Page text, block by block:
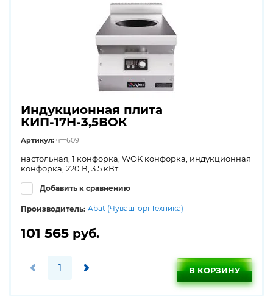
Индукционная плита
КИП-17Н-3,5ВОК
Артикул: чтт609
настольная, 1 конфорка, WOK конфорка, индукционная
конфорка, 220 В, 3.5 кВт
Добавить к сравнению
Производитель: Abat (ЧувашТоргТехника)
101 565 руб.
В КОРЗИНУ